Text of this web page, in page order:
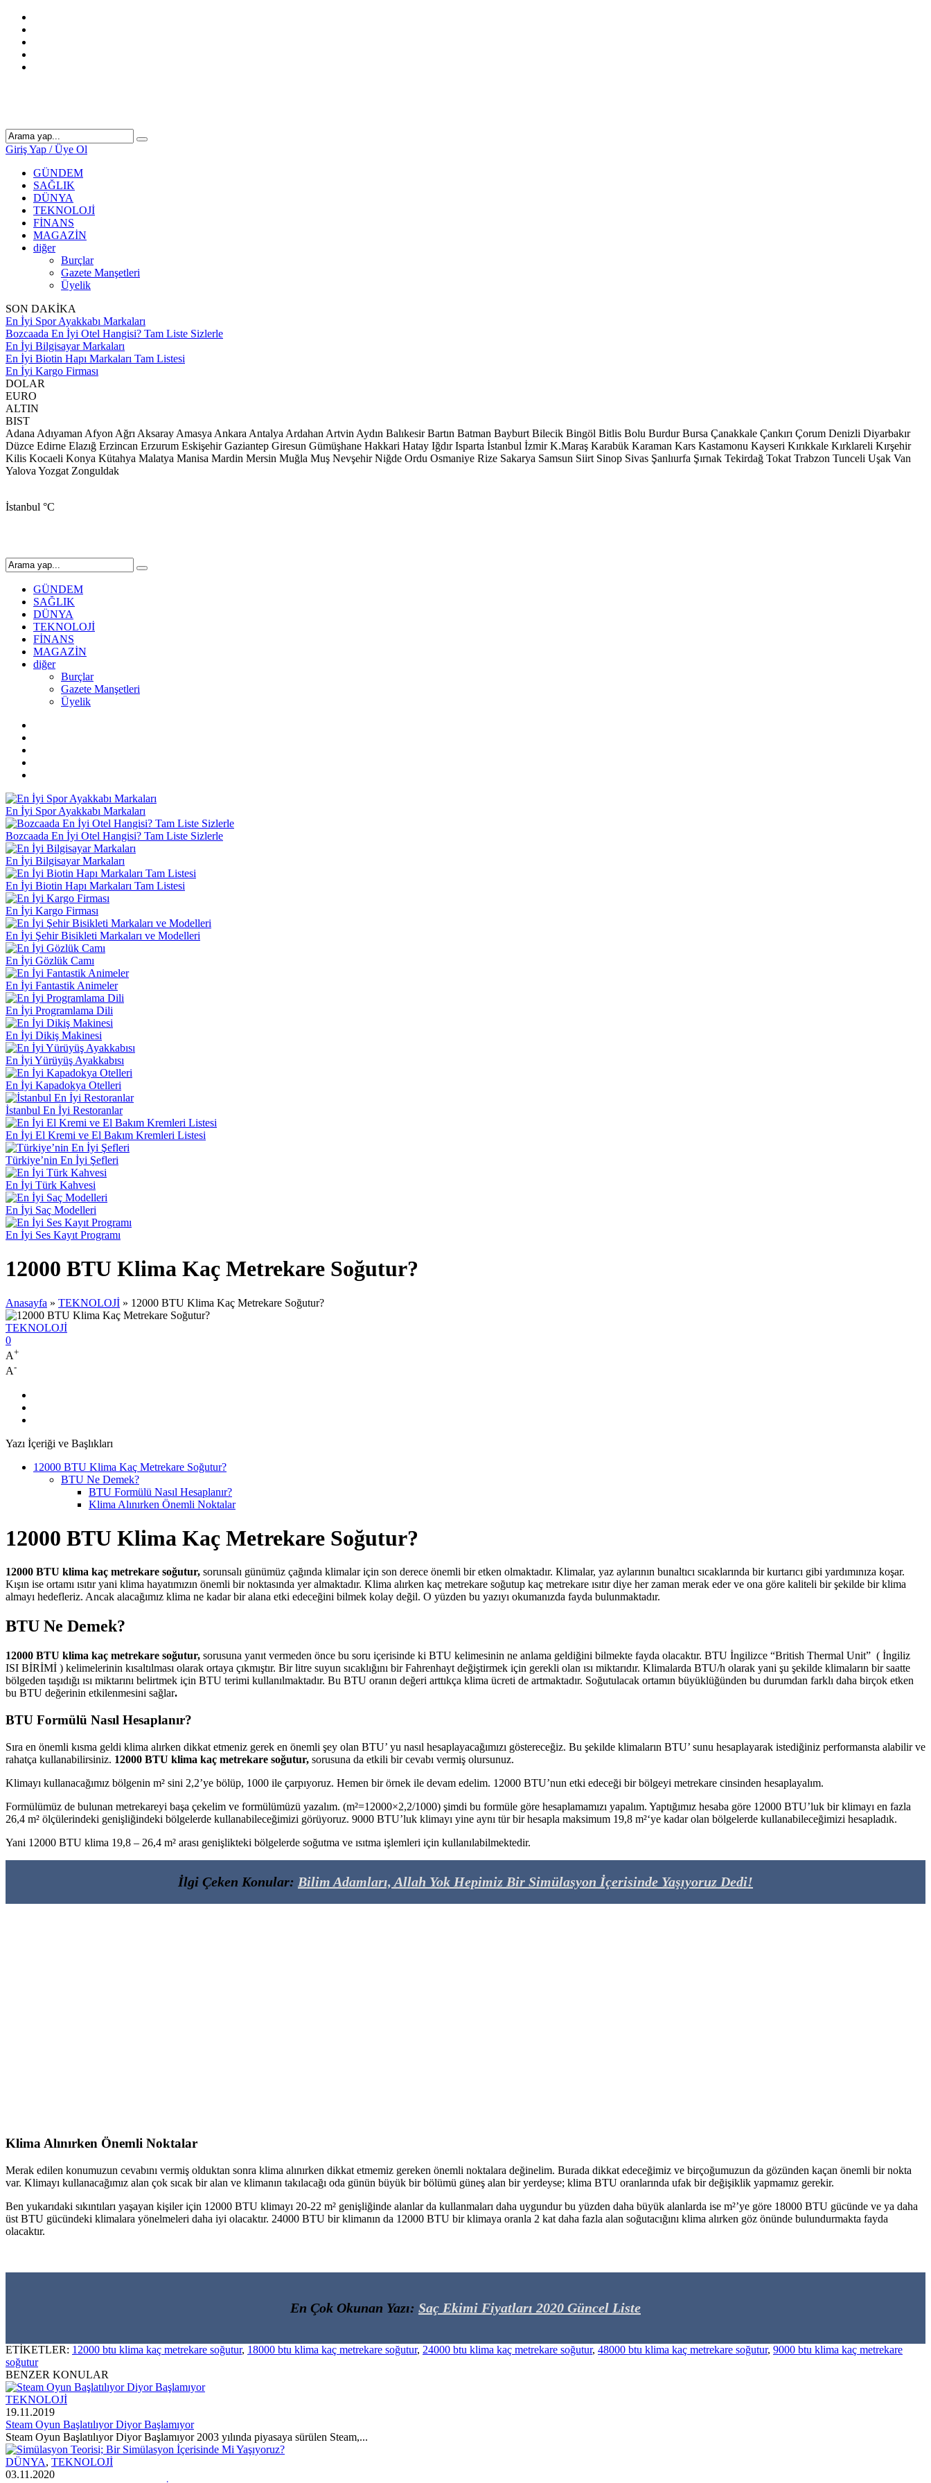
Giriş Yap / Üye Ol
GÜNDEM
SAĞLIK
DÜNYA
TEKNOLOJİ
FİNANS
MAGAZİN
diğer
Burçlar
Gazete Manşetleri
Üyelik
SON DAKİKA
En İyi Spor Ayakkabı Markaları
Bozcaada En İyi Otel Hangisi? Tam Liste Sizlerle
En İyi Bilgisayar Markaları
En İyi Biotin Hapı Markaları Tam Listesi
En İyi Kargo Firması
DOLAR
EURO
ALTIN
BIST
Adana Adıyaman Afyon Ağrı Aksaray Amasya Ankara Antalya Ardahan Artvin Aydın Balıkesir Bartın Batman Bayburt Bilecik Bingöl Bitlis Bolu Burdur Bursa Çanakkale Çankırı Çorum Denizli Diyarbakır
Düzce Edirne Elazığ Erzincan Erzurum Eskişehir Gaziantep Giresun Gümüşhane Hakkari Hatay Iğdır Isparta İstanbul İzmir K.Maraş Karabük Karaman Kars Kastamonu Kayseri Kırıkkale Kırklareli Kırşehir
Kilis Kocaeli Konya Kütahya Malatya Manisa Mardin Mersin Muğla Muş Nevşehir Niğde Ordu Osmaniye Rize Sakarya Samsun Siirt Sinop Sivas Şanlıurfa Şırnak Tekirdağ Tokat Trabzon Tunceli Uşak Van
Yalova Yozgat Zonguldak
İstanbul °C
GÜNDEM
SAĞLIK
DÜNYA
TEKNOLOJİ
FİNANS
MAGAZİN
diğer
Burçlar
Gazete Manşetleri
Üyelik
En İyi Spor Ayakkabı Markaları
Bozcaada En İyi Otel Hangisi? Tam Liste Sizlerle
En İyi Bilgisayar Markaları
En İyi Biotin Hapı Markaları Tam Listesi
En İyi Kargo Firması
En İyi Şehir Bisikleti Markaları ve Modelleri
En İyi Gözlük Camı
En İyi Fantastik Animeler
En İyi Programlama Dili
En İyi Dikiş Makinesi
En İyi Yürüyüş Ayakkabısı
En İyi Kapadokya Otelleri
İstanbul En İyi Restoranlar
En İyi El Kremi ve El Bakım Kremleri Listesi
Türkiye’nin En İyi Şefleri
En İyi Türk Kahvesi
En İyi Saç Modelleri
En İyi Ses Kayıt Programı
12000 BTU Klima Kaç Metrekare Soğutur?
Anasayfa » TEKNOLOJİ » 12000 BTU Klima Kaç Metrekare Soğutur?
TEKNOLOJİ
0
A+
A-
Yazı İçeriği ve Başlıkları
12000 BTU Klima Kaç Metrekare Soğutur?
BTU Ne Demek?
BTU Formülü Nasıl Hesaplanır?
Klima Alınırken Önemli Noktalar
12000 BTU Klima Kaç Metrekare Soğutur?
12000 BTU klima kaç metrekare soğutur, sorunsalı günümüz çağında klimalar için son derece önemli bir etken olmaktadır. Klimalar, yaz aylarının bunaltıcı sıcaklarında bir kurtarıcı gibi yardımınıza koşar.
Kışın ise ortamı ısıtır yani klima hayatımızın önemli bir noktasında yer almaktadır. Klima alırken kaç metrekare soğutup kaç metrekare ısıtır diye her zaman merak eder ve ona göre kaliteli bir şekilde bir klima
almayı hedefleriz. Ancak alacağımız klima ne kadar bir alana etki edeceğini bilmek kolay değil. O yüzden bu yazıyı okumanızda fayda bulunmaktadır.
BTU Ne Demek?
12000 BTU klima kaç metrekare soğutur, sorusuna yanıt vermeden önce bu soru içerisinde ki BTU kelimesinin ne anlama geldiğini bilmekte fayda olacaktır. BTU İngilizce “British Thermal Unit” ( İngiliz
ISI BİRİMİ ) kelimelerinin kısaltılması olarak ortaya çıkmıştır. Bir litre suyun sıcaklığını bir Fahrenhayt değiştirmek için gerekli olan ısı miktarıdır. Klimalarda BTU/h olarak yani şu şekilde klimaların bir saatte
bölgeden taşıdığı ısı miktarını belirtmek için BTU terimi kullanılmaktadır. Bu BTU oranın değeri arttıkça klima ücreti de artmaktadır. Soğutulacak ortamın büyüklüğünden bu durumdan farklı daha birçok etken
bu BTU değerinin etkilenmesini sağlar.
BTU Formülü Nasıl Hesaplanır?
Sıra en önemli kısma geldi klima alırken dikkat etmeniz gerek en önemli şey olan BTU’ yu nasıl hesaplayacağımızı göstereceğiz. Bu şekilde klimaların BTU’ sunu hesaplayarak istediğiniz performansta alabilir ve
rahatça kullanabilirsiniz. 12000 BTU klima kaç metrekare soğutur, sorusuna da etkili bir cevabı vermiş olursunuz.
Klimayı kullanacağımız bölgenin m² sini 2,2’ye bölüp, 1000 ile çarpıyoruz. Hemen bir örnek ile devam edelim. 12000 BTU’nun etki edeceği bir bölgeyi metrekare cinsinden hesaplayalım.
Formülümüz de bulunan metrekareyi başa çekelim ve formülümüzü yazalım. (m²=12000×2,2/1000) şimdi bu formüle göre hesaplamamızı yapalım. Yaptığımız hesaba göre 12000 BTU’luk bir klimayı en fazla
26,4 m² ölçülerindeki genişliğindeki bölgelerde kullanabileceğimizi görüyoruz. 9000 BTU’luk klimayı yine aynı tür bir hesapla maksimum 19,8 m²‘ye kadar olan bölgelerde kullanabileceğimizi hesapladık.
Yani 12000 BTU klima 19,8 – 26,4 m² arası genişlikteki bölgelerde soğutma ve ısıtma işlemleri için kullanılabilmektedir.
İlgi Çeken Konular: Bilim Adamları, Allah Yok Hepimiz Bir Simülasyon İçerisinde Yaşıyoruz Dedi!
Klima Alınırken Önemli Noktalar
Merak edilen konumuzun cevabını vermiş olduktan sonra klima alınırken dikkat etmemiz gereken önemli noktalara değinelim. Burada dikkat edeceğimiz ve birçoğumuzun da gözünden kaçan önemli bir nokta
var. Klimayı kullanacağımız alan çok sıcak bir alan ve klimanın takılacağı oda günün büyük bir bölümü güneş alan bir yerdeyse; klima BTU oranlarında ufak bir değişiklik yapmamız gerekir.
Ben yukarıdaki sıkıntıları yaşayan kişiler için 12000 BTU klimayı 20-22 m² genişliğinde alanlar da kullanmaları daha uygundur bu yüzden daha büyük alanlarda ise m²’ye göre 18000 BTU gücünde ve ya daha
üst BTU gücündeki klimalara yönelmeleri daha iyi olacaktır. 24000 BTU bir klimanın da 12000 BTU bir klimaya oranla 2 kat daha fazla alan soğutacığını klima alırken göz önünde bulundurmakta fayda
olacaktır.
En Çok Okunan Yazı: Saç Ekimi Fiyatları 2020 Güncel Liste
ETİKETLER: 12000 btu klima kaç metrekare soğutur, 18000 btu klima kaç metrekare soğutur, 24000 btu klima kaç metrekare soğutur, 48000 btu klima kaç metrekare soğutur, 9000 btu klima kaç metrekare
soğutur
BENZER KONULAR
TEKNOLOJİ
19.11.2019
Steam Oyun Başlatılıyor Diyor Başlamıyor
Steam Oyun Başlatılıyor Diyor Başlamıyor 2003 yılında piyasaya sürülen Steam,...
DÜNYA, TEKNOLOJİ
03.11.2020